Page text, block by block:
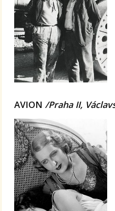
AVION/Praha II,